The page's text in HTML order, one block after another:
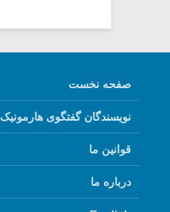
صفحه نخست
نویسندگان گفتگوی هارمونیک
قوانین ما
درباره ما